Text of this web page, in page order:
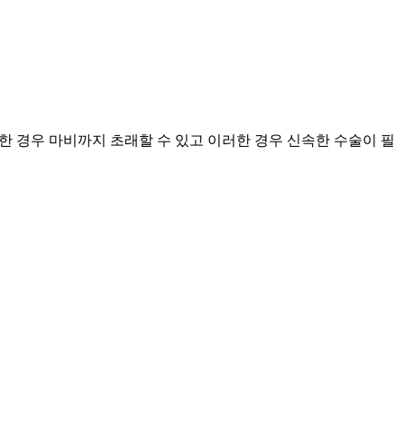
경우 마비까지 초래할 수 있고 이러한 경우 신속한 수술이 필